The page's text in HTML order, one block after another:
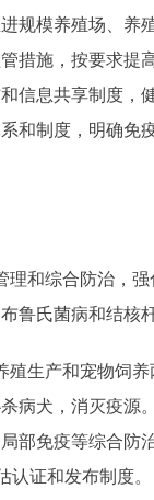
规模养殖场、养
措施，按要求提
信息共享制度，
和制度，明确免
综合防治，强
鲁氏菌病和结核
产和宠物饲养
病犬，消灭疫源
部免疫等综合防
认证和发布制度。